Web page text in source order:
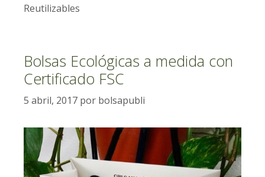
Reutilizables
Bolsas Ecológicas a medida con
Certificado FSC
5 abril, 2017 por bolsapubli